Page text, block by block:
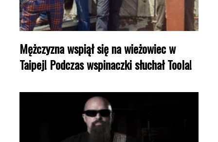
Mężczyzna wspiął się na wieżowiec w
Taipej! Podczas wspinaczki słuchał Toola!